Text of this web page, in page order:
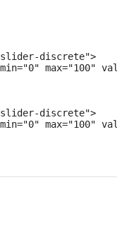
discrete">
max="100"
discrete">
max="100"